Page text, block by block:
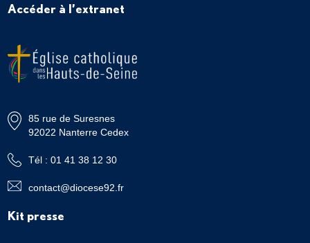
Accéder à l’extranet
85 rue de Suresnes
92022 Nanterre Cedex
Tél : 01 41 38 12 30
contact@diocese92.fr
Kit presse